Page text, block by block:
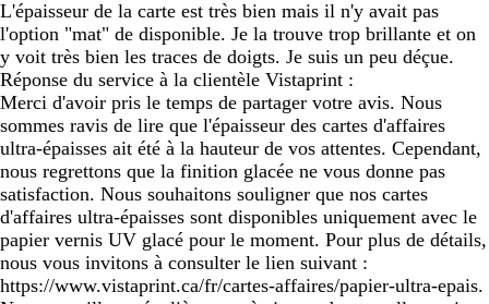
L'épaisseur de la carte est très bien mais il n'y avait pas
l'option "mat" de disponible. Je la trouve trop brillante et on
y voit très bien les traces de doigts. Je suis un peu déçue.
Réponse du service à la clientèle Vistaprint :
Merci d'avoir pris le temps de partager votre avis. Nous
sommes ravis de lire que l'épaisseur des cartes d'affaires
ultra-épaisses ait été à la hauteur de vos attentes. Cependant,
nous regrettons que la finition glacée ne vous donne pas
satisfaction. Nous souhaitons souligner que nos cartes
d'affaires ultra-épaisses sont disponibles uniquement avec le
papier vernis UV glacé pour le moment. Pour plus de détails,
nous vous invitons à consulter le lien suivant :
https://www.vistaprint.ca/fr/cartes-affaires/papier-ultra-epais.